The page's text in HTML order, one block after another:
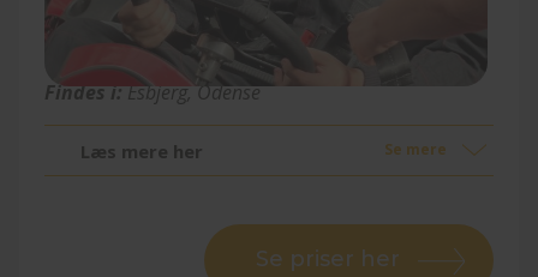
Findes i:Esbjerg, Odense
Se mere
Læs mere her
Se priser her